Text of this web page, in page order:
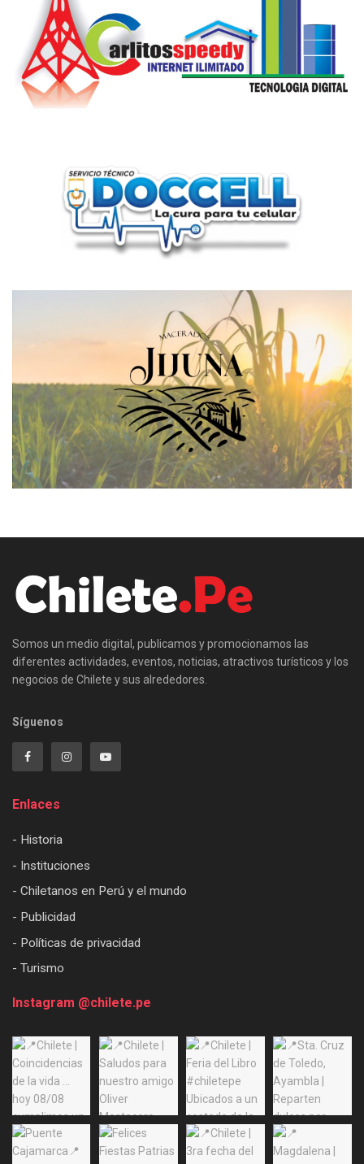
Somos un medio digital, publicamos y promocionamos las
diferentes actividades, eventos, noticias, atractivos turísticos y los
negocios de Chilete y sus alrededores.
Síguenos
Enlaces
- Historia
- Instituciones
- Chiletanos en Perú y el mundo
- Publicidad
- Políticas de privacidad
- Turismo
Instagram @chilete.pe